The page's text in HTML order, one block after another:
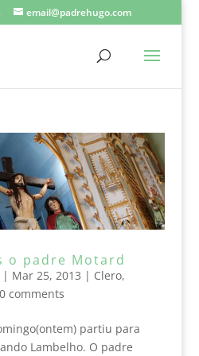
email@padrehugo.com
o padre Motard
| Mar 25, 2013 | Clero,
0 comments
partiu para
Lambelho. O padre